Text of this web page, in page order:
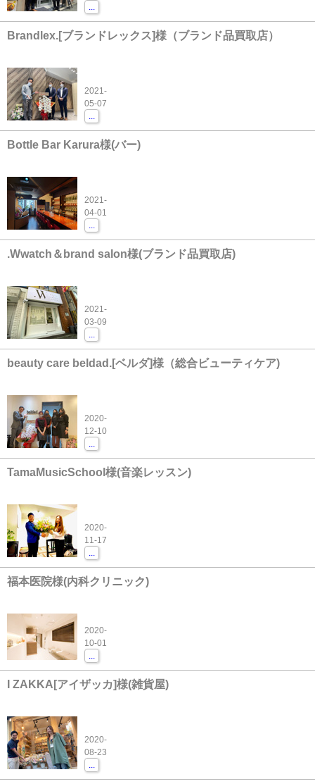
Brandlex.[ブランドレックス]様（ブランド品買取店）
2021-
05-07
Bottle Bar Karura様(バー)
2021-
04-01
.Wwatch＆brand salon様(ブランド品買取店)
2021-
03-09
beauty care beldad.[ベルダ]様（総合ビューティケア)
2020-
12-10
TamaMusicSchool様(音楽レッスン)
2020-
11-17
福本医院様(内科クリニック)
2020-
10-01
I ZAKKA[アイザッカ]様(雑貨屋)
2020-
08-23